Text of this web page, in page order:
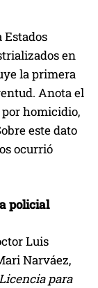
Estados
en
la primera
Anota el
por homicidio,
este dato
ocurrió
policial
Luis
Narváez,
para